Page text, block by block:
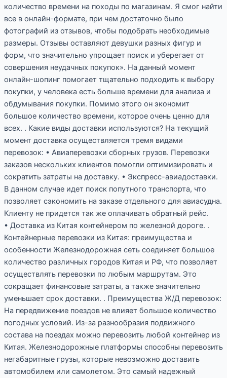
количество времени на походы по магазинам. Я смог найти
все в онлайн-формате, при чем достаточно было
фотографий из отзывов, чтобы подобрать необходимые
размеры. Отзывы оставляют девушки разных фигур и
форм, что значительно упрощает поиск и уберегает от
совершения неудачных покупок». На данный момент
онлайн-шопинг помогает тщательно подходить к выбору
покупки, у человека есть больше времени для анализа и
обдумывания покупки. Помимо этого он экономит
большое количество времени, которое очень ценно для
всех. . Какие виды доставки используются? На текущий
момент доставка осуществляется тремя видами
перевозок: • Авиаперевозки сборных грузов. Перевозки
заказов нескольких клиентов помогли оптимизировать и
сократить затраты на доставку. • Экспресс-авиадоставки.
В данном случае идет поиск попутного транспорта, что
позволяет сэкономить на заказе отдельного для авиасудна.
Клиенту не придется так же оплачивать обратный рейс.
• Доставка из Китая контейнером по железной дороге. .
Контейнерные перевозки из Китая: преимущества и
особенности Железнодорожная сеть соединяет большое
количество различных городов Китая и РФ, что позволяет
осуществлять перевозки по любым маршрутам. Это
сокращает финансовые затраты, а также значительно
уменьшает срок доставки. . Преимущества Ж/Д перевозок:
На передвижение поездов не влияет большое количество
погодных условий. Из-за разнообразия подвижного
состава на поездах можно перевозить любой контейнер из
Китая. Железнодорожные платформы способны перевозить
негабаритные грузы, которые невозможно доставить
автомобилем или самолетом. Это самый надежный